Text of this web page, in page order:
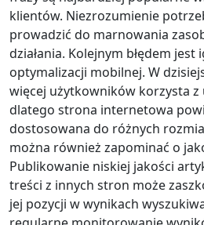
klientów. Niezrozumienie
prowadzić do marnowania
działania. Kolejnym błędem
optymalizacji mobilnej. W
więcej użytkowników korzysta
dlatego strona internetowa
dostosowana do różnych
można również zapominać o
Publikowanie niskiej jakości
treści z innych stron może
jej pozycji w wynikach